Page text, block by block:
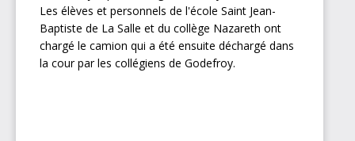
Les élèves et personnels de l'école Saint Jean-
Baptiste de La Salle et du collège Nazareth ont
chargé le camion qui a été ensuite déchargé dans
la cour par les collégiens de Godefroy.